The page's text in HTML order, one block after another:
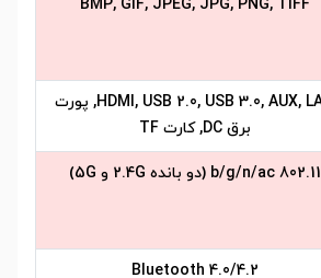
BMP, GIF, JPEG, JPG, PNG, TIFF
HDMI, USB 2.0, USB 3.0, AUX, LAN, پورت
برق DC, کارت TF
802.11 b/g/n/ac (دو بانده 2.4G و 5G)
Bluetooth 4.0/4.2